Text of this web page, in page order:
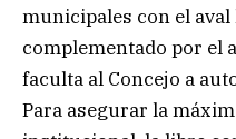
municipales con el aval
complementado por el
faculta al Concejo a
Para asegurar la